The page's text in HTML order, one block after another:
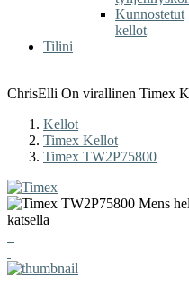
Kunnostetut
kellot
Tilini
ChrisElli On virallinen Timex
Kellot
Timex Kellot
Timex TW2P75800